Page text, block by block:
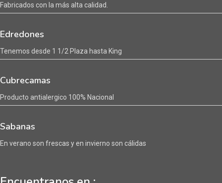
Fabricados con la más alta calidad.
Edredones
Tenemos desde 1 1/2 Plaza hasta King
Cubrecamas
Producto antialergico 100% Nacional
Sabanas
En verano son frescas y en invierno son cálidas